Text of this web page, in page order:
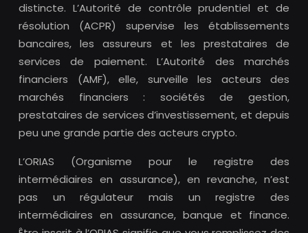
distincte. L’Autorité de contrôle prudentiel et de
résolution (ACPR) supervise les établissements
bancaires, les assureurs et les prestataires de
services de paiement. L’Autorité des marchés
financiers (AMF), elle, surveille les acteurs des
marchés financiers : sociétés de gestion,
prestataires de services d’investissement, et depuis
peu une grande partie des acteurs crypto.
L’ORIAS (Organisme pour le registre des
intermédiaires en assurance), en revanche, n’est
pas un régulateur mais un registre des
intermédiaires en assurance, banque et finance.